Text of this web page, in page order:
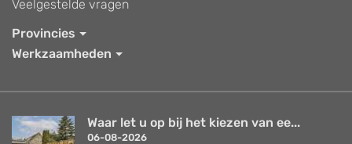
Veelgestelde vragen
Provincies
Werkzaamheden
Waar let u op bij het kiezen van ee...
06-08-2026